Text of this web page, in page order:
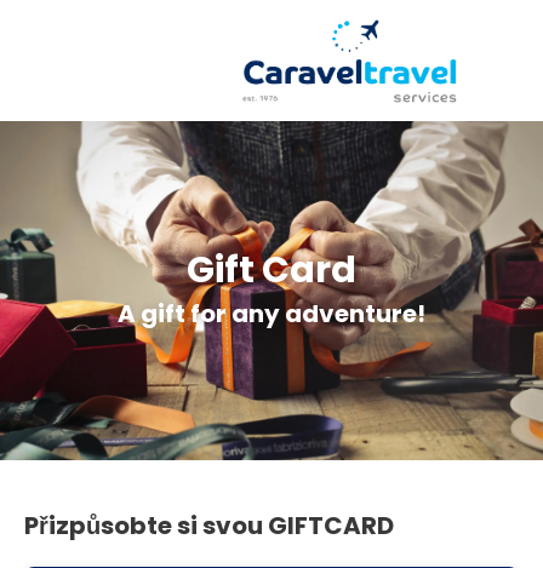
Gift Card
A gift for any adventure!
Přizpůsobte si svou GIFTCARD